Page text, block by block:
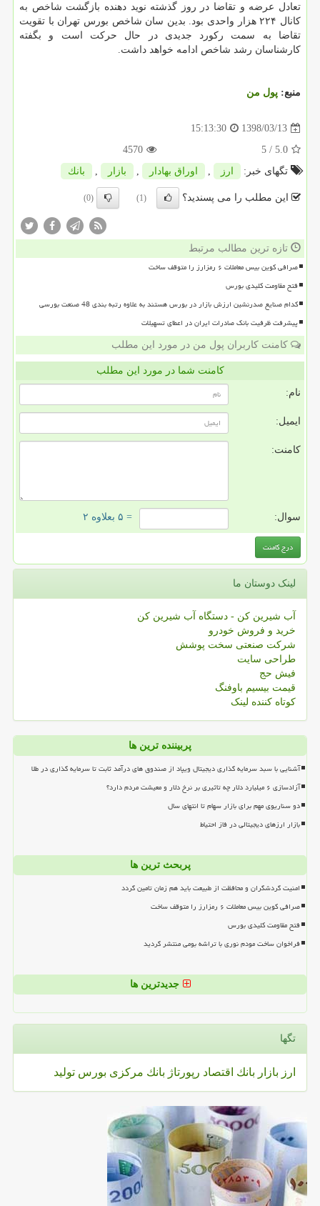
تعادل عرضه و تقاضا در روز گذشته نوید دهنده بازگشت شاخص به
كانال ۲۲۴ هزار واحدی بود. بدین سان شاخص بورس تهران با تقویت
تقاضا به سمت ركورد جدیدی در حال حركت است و بگفته
كارشناسان رشد شاخص ادامه خواهد داشت.
منبع: پول من
1398/03/13
15:13:30
5.0
/ 5
4570
تگهای خبر:
ارز , اوراق بهادار , بازار , بانك
این مطلب را می پسندید؟ (1)
(0)
تازه ترین مطالب مرتبط
صرافی کوین بیس معاملات ۶ رمزارز را متوقف ساخت
فتح مقاومت کلیدی بورس
کدام صنایع صدرنشین ارزش بازار در بورس هستند به علاوه رتبه بندی 48 صنعت بورسی
پیشرفت ظرفیت بانک صادرات ایران در اعطای تسهیلات
کامنت کاربران پول من در مورد این مطلب
کامنت شما در مورد این مطلب
نام:
ایمیل:
کامنت:
سوال: = ۵ بعلاوه ۲
لینک دوستان ما
آب شیرین کن - دستگاه آب شیرین کن
خرید و فروش خودرو
شرکت صنعتی سخت پوشش
طراحی سایت
فیش حج
قیمت بیسیم باوفنگ
کوتاه کننده لینک
پربیننده ترین ها
آشنایی با سبد سرمایه گذاری دیجیتال ویپاد از صندوق های درآمد ثابت تا سرمایه گذاری در طلا
آزادسازی ۶ میلیارد دلار چه تاثیری بر نرخ دلار و معیشت مردم دارد؟
دو سناریوی مهم برای بازار سهام تا انتهای سال
بازار ارزهای دیجیتالی در فاز احتیاط
پربحث ترین ها
امنیت گردشگران و محافظت از طبیعت باید هم زمان تامین گردد
صرافی کوین بیس معاملات ۶ رمزارز را متوقف ساخت
فتح مقاومت کلیدی بورس
فراخوان ساخت مودم نوری با تراشه بومی منتشر گردید
جدیدترین ها
تگها
ارز بازار بانك اقتصاد رپورتاژ بانك مركزی بورس تولید